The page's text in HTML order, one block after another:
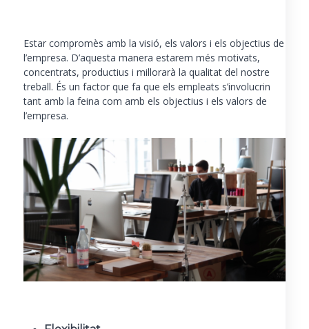
Estar compromès amb la visió, els valors i els objectius de
l’empresa. D’aquesta manera estarem més motivats,
concentrats, productius i millorarà la qualitat del nostre
treball. És un factor que fa que els empleats s’involucrin
tant amb la feina com amb els objectius i els valors de
l’empresa.